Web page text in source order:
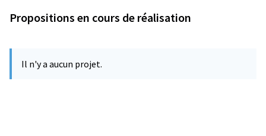
Propositions en cours de réalisation
Il n'y a aucun projet.